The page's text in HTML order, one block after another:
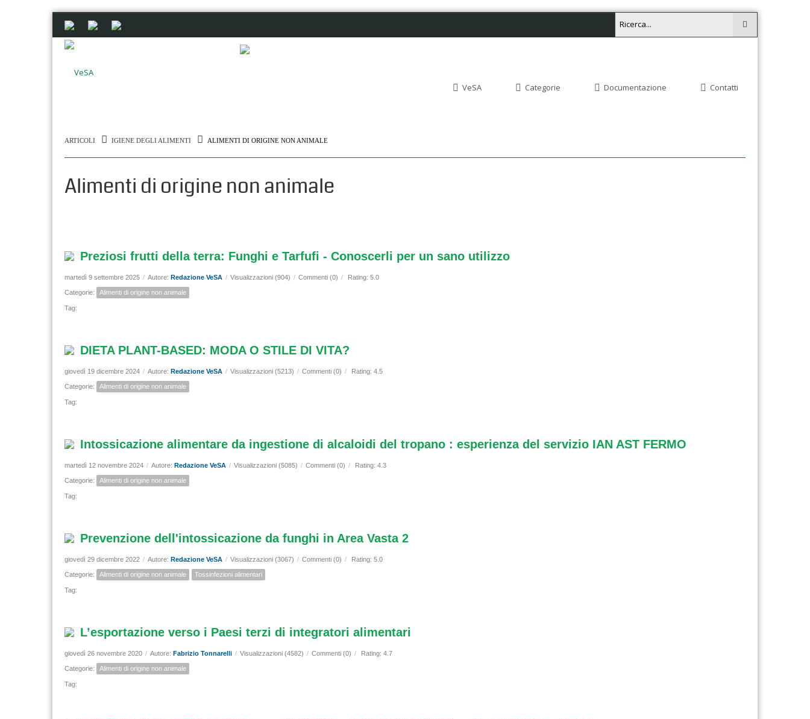
VeSA Categorie Documentazione Contatti
ARTICOLI IGIENE DEGLI ALIMENTI ALIMENTI DI ORIGINE NON ANIMALE
Alimenti di origine non animale
Preziosi frutti della terra: Funghi e Tarfufi - Conoscerli per un sano utilizzo
martedì 9 settembre 2025 / Autore: Redazione VeSA / Visualizzazioni (904) / Commenti (0) / Rating: 5.0
Categorie: Alimenti di origine non animale
Tag:
DIETA PLANT-BASED: MODA O STILE DI VITA?
giovedì 19 dicembre 2024 / Autore: Redazione VeSA / Visualizzazioni (5213) / Commenti (0) / Rating: 4.5
Categorie: Alimenti di origine non animale
Tag:
Intossicazione alimentare da ingestione di alcaloidi del tropano : esperienza del servizio IAN AST FERMO
martedì 12 novembre 2024 / Autore: Redazione VeSA / Visualizzazioni (5085) / Commenti (0) / Rating: 4.3
Categorie: Alimenti di origine non animale
Tag:
Prevenzione dell'intossicazione da funghi in Area Vasta 2
giovedì 29 dicembre 2022 / Autore: Redazione VeSA / Visualizzazioni (3067) / Commenti (0) / Rating: 5.0
Categorie: Alimenti di origine non animale Tossinfezioni alimentari
Tag:
L’esportazione verso i Paesi terzi di integratori alimentari
giovedì 26 novembre 2020 / Autore: Fabrizio Tonnarelli / Visualizzazioni (4582) / Commenti (0) / Rating: 4.7
Categorie: Alimenti di origine non animale
Tag: